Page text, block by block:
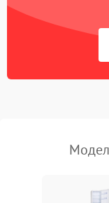
Сбой в работе
работе